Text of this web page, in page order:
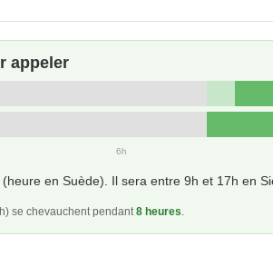
appeler
6h
(heure en Suède). Il sera entre 9h et 17h en
se chevauchent pendant8 heures.